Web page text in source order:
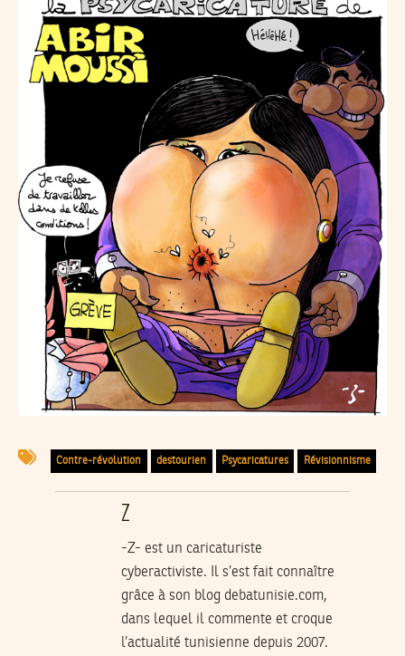
Contre-révolution destourien Psycaricatures Révisionnisme
Z
-Z- est un caricaturiste
cyberactiviste. Il s’est fait connaître
grâce à son blog debatunisie.com,
dans lequel il commente et croque
l’actualité tunisienne depuis 2007.